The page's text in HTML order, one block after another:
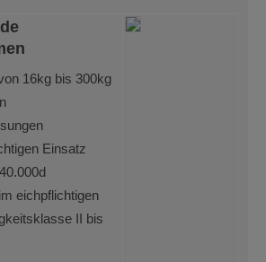
16kg bis 300kg
Einsatz
eichpflichtigen
II bis